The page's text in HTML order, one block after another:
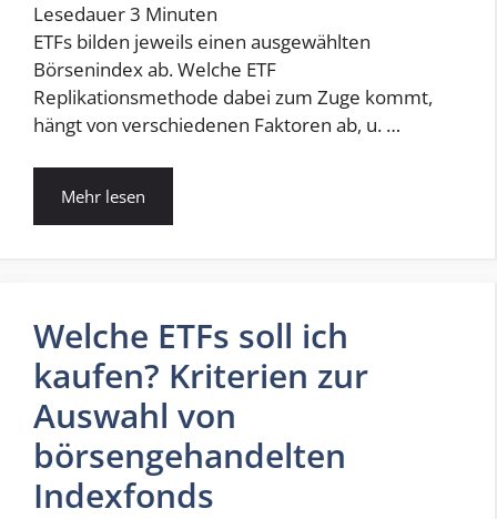
Lesedauer3 Minuten
ETFs bilden jeweils einen ausgewählten
Börsenindex ab. Welche ETF
Replikationsmethode dabei zum Zuge kommt,
hängt von verschiedenen Faktoren ab, u. …
Mehr lesen
Welche ETFs soll ich
kaufen? Kriterien zur
Auswahl von
börsengehandelten
Indexfonds